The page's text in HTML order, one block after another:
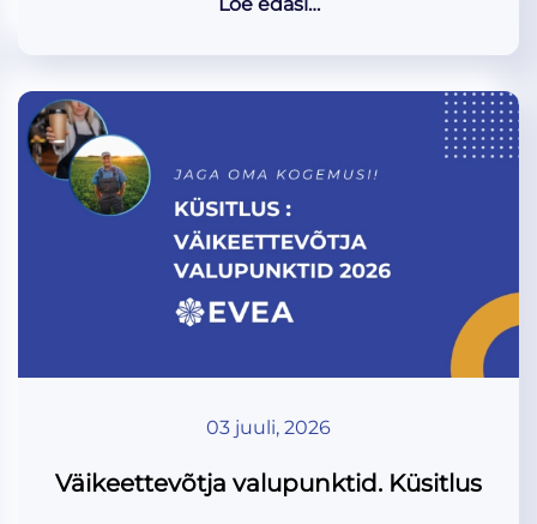
03 juuli, 2026
Väikeettevõtja valupunktid. Küsitlus